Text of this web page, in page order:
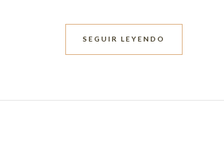
SEGUIR LEYENDO